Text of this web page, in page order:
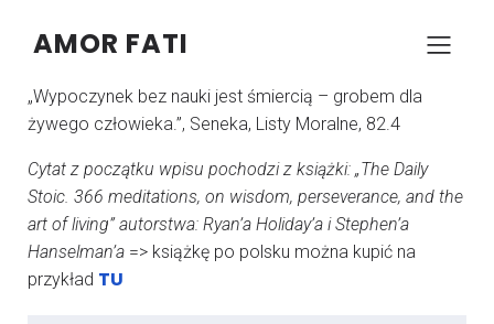
AMOR FATI
KONRAD SZCZYPCZYK
„Wypoczynek bez nauki jest śmiercią – grobem dla
żywego człowieka.”, Seneka, Listy Moralne, 82.4
Cytat z początku wpisu pochodzi z książki: „The Daily
Stoic. 366 meditations, on wisdom, perseverance, and the
art of living” autorstwa: Ryan’a Holiday’a i Stephen’a
Hanselman’a => książkę po polsku można kupić na
przykład TU